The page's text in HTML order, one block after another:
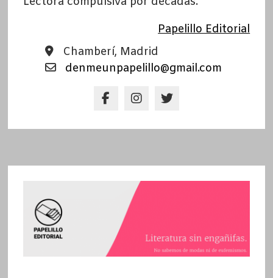
Papelillo Editorial
Chamberí, Madrid
denmeunpapelillo@gmail.com